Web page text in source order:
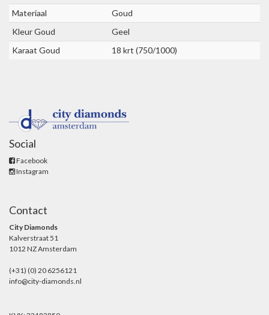
Materiaal
Goud
Kleur Goud
Geel
Karaat Goud
18 krt (750/1000)
Social
Facebook
Instagram
Contact
City Diamonds
Kalverstraat 51
1012 NZ Amsterdam
(+31) (0) 20 6256121
info@city-diamonds.nl